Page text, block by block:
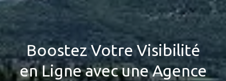
Boostez Votre Visibilité
en Ligne avec une Agence